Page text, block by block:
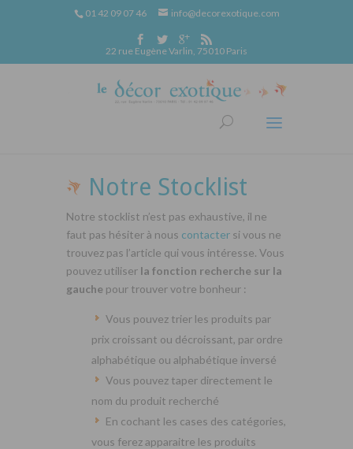
01 42 09 07 46 info@decorexotique.com
22 rue Eugène Varlin, 75010 Paris
Notre Stocklist
Notre stocklist n’est pas exhaustive, il ne
faut pas hésiter à nous contacter si vous ne
trouvez pas l’article qui vous intéresse. Vous
pouvez utiliser la fonction recherche sur la
gauche pour trouver votre bonheur :
Vous pouvez trier les produits par
prix croissant ou décroissant, par ordre
alphabétique ou alphabétique inversé
Vous pouvez taper directement le
nom du produit recherché
En cochant les cases des catégories,
vous ferez apparaitre les produits